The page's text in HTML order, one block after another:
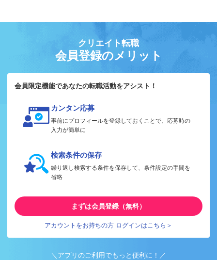
クリエイト転職
会員登録のメリット
会員限定機能であなたの転職活動をアシスト！
カンタン応募
事前にプロフィールを登録しておくことで、応募時の
入力が簡単に
検索条件の保存
繰り返し検索する条件を保存して、条件設定の手間を
省略
まずは会員登録（無料）
アカウントをお持ちの方 ログインはこちら＞
＼アプリのご利用でもっと便利に！／